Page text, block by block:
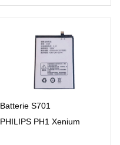
Batterie S701
PHILIPS PH1 Xenium